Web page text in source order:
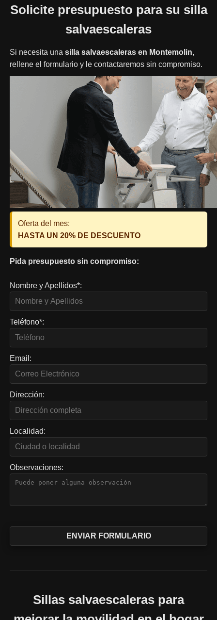
Solicite presupuesto para su silla
salvaescaleras
Si necesita una silla salvaescaleras en Montemolin,
rellene el formulario y le contactaremos sin compromiso.
Oferta del mes:
HASTA UN 20% DE DESCUENTO
Pida presupuesto sin compromiso:
Nombre y Apellidos*:
Teléfono*:
Email:
Dirección:
Localidad:
Observaciones:
Sillas salvaescaleras para